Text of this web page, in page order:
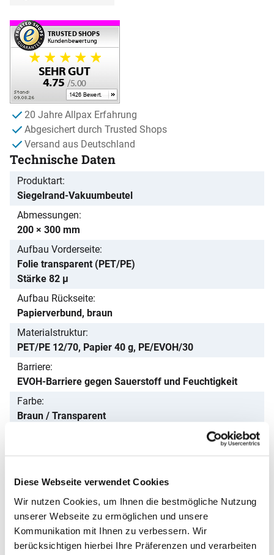
Diese Webseite verwendet Cookies
Wir nutzen Cookies, um Ihnen die bestmögliche Nutzung
unserer Webseite zu ermöglichen und unsere
Kommunikation mit Ihnen zu verbessern. Wir
berücksichtigen hierbei Ihre Präferenzen und verarbeiten
20 Jahre Allpax Erfahrung
Abgesichert durch Trusted Shops
Versand aus Deutschland
Technische Daten
Produktart
Siegelrand-Vakuumbeutel
Abmessungen
200 × 300 mm
Aufbau Vorderseite
Folie transparent (PET/PE)
Stärke 82 µ
Aufbau Rückseite
Papierverbund, braun
Materialstruktur
PET/PE 12/70, Papier 40 g, PE/EVOH/30
Barriere
EVOH-Barriere gegen Sauerstoff und Feuchtigkeit
Farbe
Braun / Transparent
trockene und halbtrockene Produkte
Besonderheit
Premium-Optik mit natürlicher Papier-Haptik
Passendes Zubehör von ALLPAX